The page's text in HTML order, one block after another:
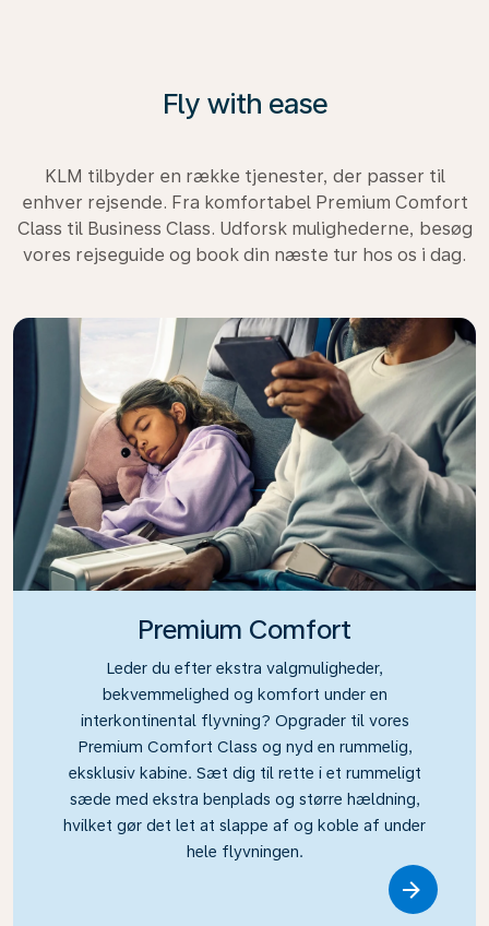
Fly with ease
KLM tilbyder en række tjenester, der passer til
enhver rejsende. Fra komfortabel Premium Comfort
Class til Business Class. Udforsk mulighederne, besøg
vores rejseguide og book din næste tur hos os i dag.
Premium Comfort
Leder du efter ekstra valgmuligheder,
bekvemmelighed og komfort under en
interkontinental flyvning? Opgrader til vores
Premium Comfort Class og nyd en rummelig,
eksklusiv kabine. Sæt dig til rette i et rummeligt
sæde med ekstra benplads og større hældning,
hvilket gør det let at slappe af og koble af under
hele flyvningen.